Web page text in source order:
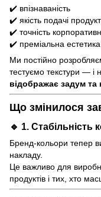
✔️ впізнаваність
✔️ якість подачі
✔️ точність
✔️ преміальна естетика
Ми постійно
тестуємо текстури — і
відображає задум
Що змінилося
🔹 1. Стабільність
Бренд-кольори тепер
накладу.
Це важливо для
продуктів і тих, хто